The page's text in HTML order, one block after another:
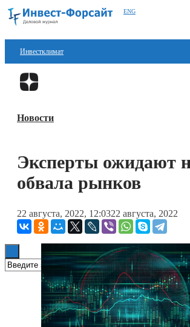
ENG
Инвестклимат
Финансы
Блокчейн
Книги
Новости
Эксперты ожидают
обвала рынков
22 августа, 2022, 12:0322 августа, 2022